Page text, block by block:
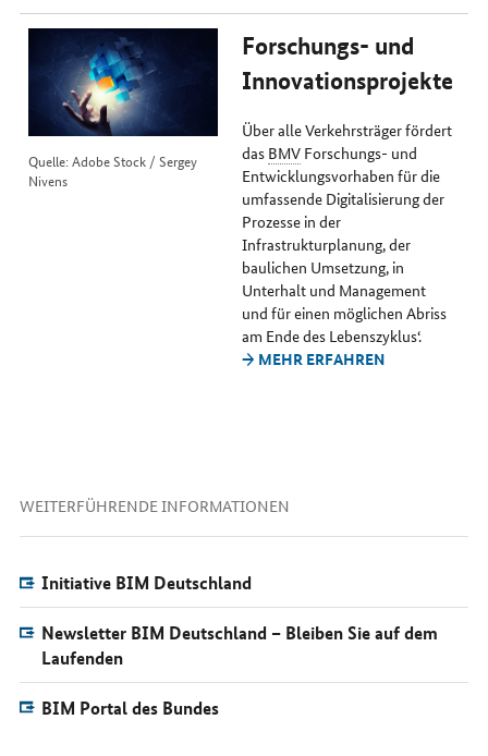
Quelle: Adobe Stock / Sergey
Nivens
Forschungs- und
Innovationsprojekte
Über alle Verkehrsträger fördert
das BMVForschungs- und
Entwicklungsvorhaben für die
umfassende Digitalisierung der
Prozesse in der
Infrastrukturplanung, der
baulichen Umsetzung, in
Unterhalt und Management
und für einen möglichen Abriss
am Ende des Lebenszyklus‘.
→ MEHR ERFAHREN
WEITERFÜHRENDE INFORMATIONEN
Initiative BIM Deutschland
Newsletter BIM Deutschland – Bleiben Sie auf dem
Laufenden
BIM Portal des Bundes